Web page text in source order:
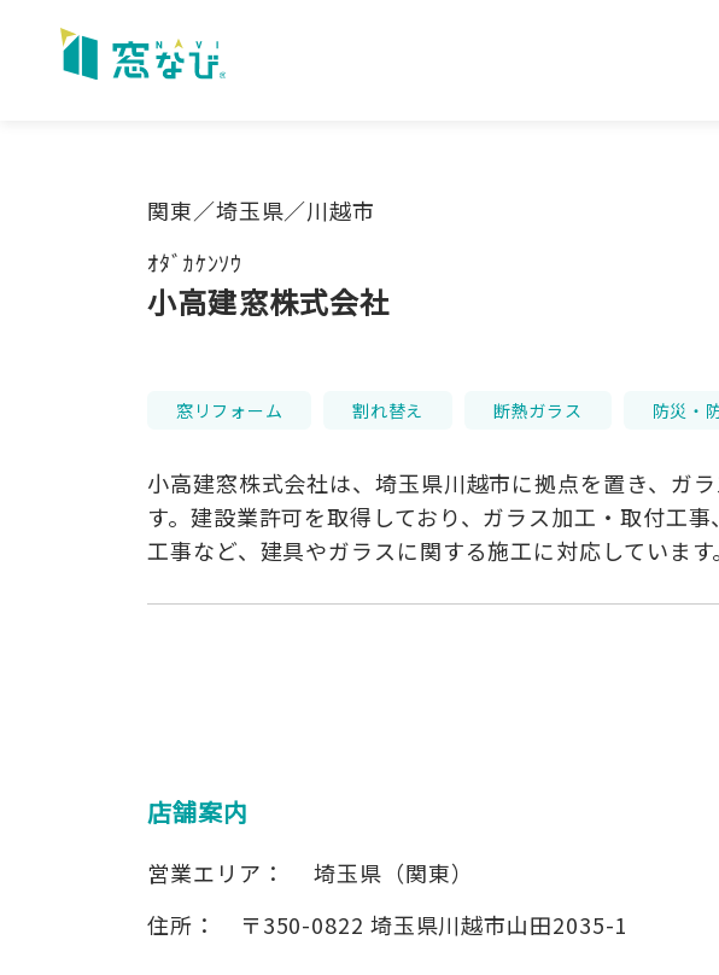
content
関東／埼玉県／川越市
ｵﾀﾞｶｹﾝｿｳ
小高建窓株式会社
窓リフォーム 割れ替え 断熱ガラス 防災・
小高建窓株式会社は、埼玉県川越市に拠点を置き、ガ
す。建設業許可を取得しており、ガラス加工・取付工
工事など、建具やガラスに関する施工に対応しています。
店舗案内
営業エリア：
埼玉県（関東）
住所：
〒350-0822 埼玉県川越市山田2035-1